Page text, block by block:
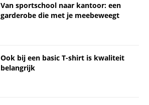
Van sportschool naar kantoor: een
garderobe die met je meebeweegt
Ook bij een basic T-shirt is kwaliteit
belangrijk